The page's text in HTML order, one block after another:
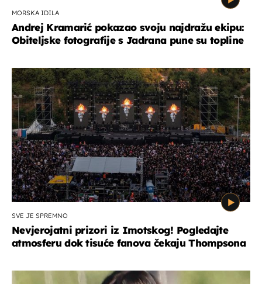
MORSKA IDILA
Andrej Kramarić pokazao svoju najdražu ekipu:
Obiteljske fotografije s Jadrana pune su topline
SVE JE SPREMNO
Nevjerojatni prizori iz Imotskog! Pogledajte
atmosferu dok tisuće fanova čekaju Thompsona